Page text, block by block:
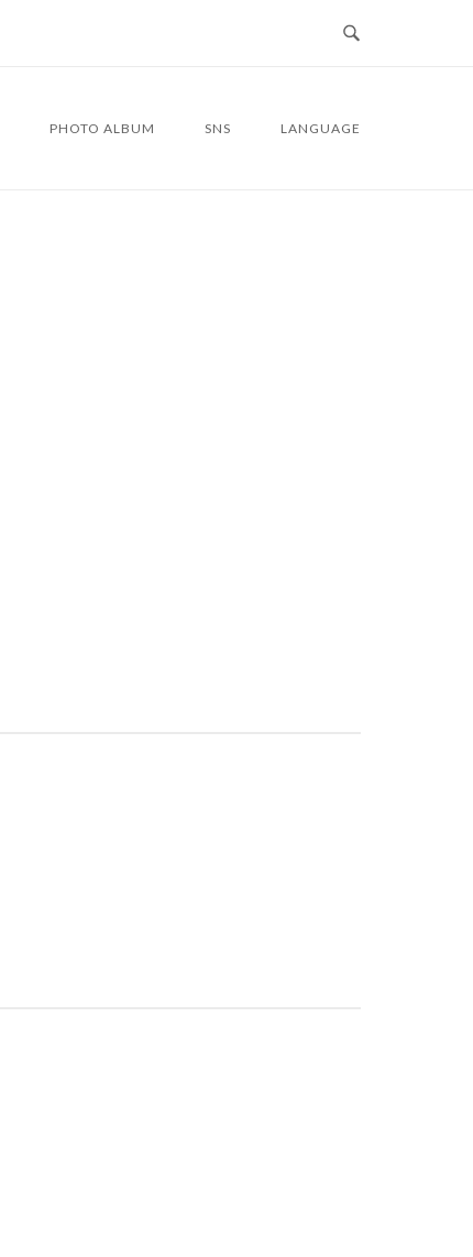
PHOTO ALBUM SNS LANGUAGE